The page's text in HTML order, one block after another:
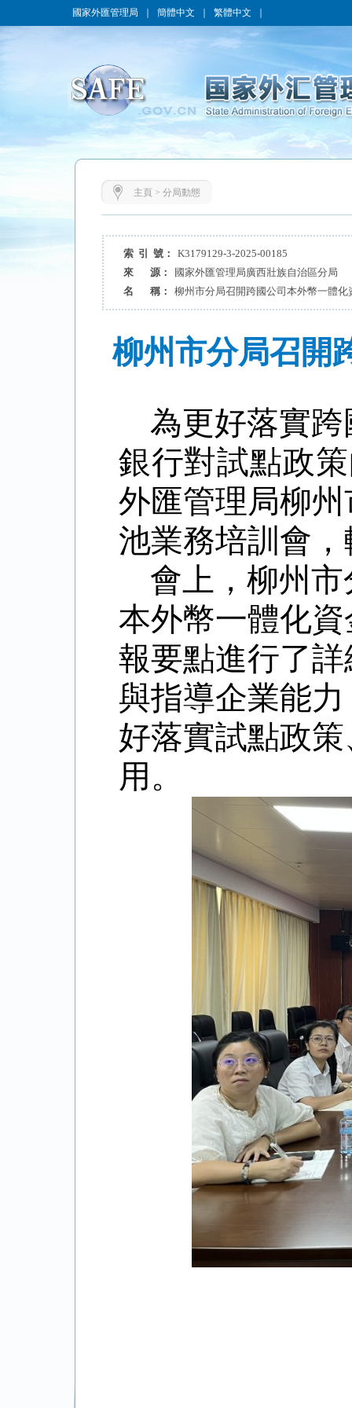
國家外匯管理局 簡體中文 繁體中文
主頁 > 分局動態
索 引 號：
K3179129-3-2025-00185
來 源：
國家外匯管理局廣西壯族自治區分局
名 稱：
柳州市分局召開跨國公司本外幣一體化
柳州市分局召開
為更好落實
銀行對試點政
外匯管理局柳
池業務培訓會
會上，柳州
本外幣一體化
報要點進行了
與指導企業能
好落實試點政
用。